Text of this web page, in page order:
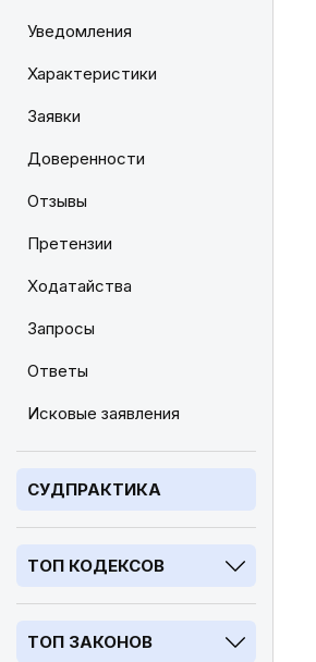
Уведомления
Характеристики
Заявки
Доверенности
Отзывы
Претензии
Ходатайства
Запросы
Ответы
Исковые заявления
СУДПРАКТИКА
ТОП КОДЕКСОВ
ТОП ЗАКОНОВ